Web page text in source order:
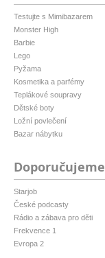
Testujte s Mimibazarem
Monster High
Barbie
Lego
Pyžama
Kosmetika a parfémy
Teplákové soupravy
Dětské boty
Ložní povlečení
Bazar nábytku
Doporučujeme
Starjob
České podcasty
Rádio a zábava pro děti
Frekvence 1
Evropa 2